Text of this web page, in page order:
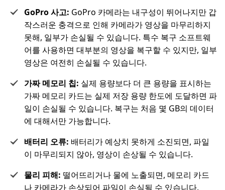
GoPro 사고: GoPro 카메라는 내구성이 뛰어나지만 갑
작스러운 충격으로 인해 카메라가 영상을 마무리하지
못해, 일부가 손실될 수 있습니다. 특수 복구 소프트웨
어를 사용하면 대부분의 영상을 복구할 수 있지만, 일부
영상은 여전히 손실될 수 있습니다.
가짜 메모리 칩: 실제 용량보다 더 큰 용량을 표시하는
가짜 메모리 카드는 실제 저장 용량 한도에 도달하면 파
일이 손실될 수 있습니다. 복구는 처음 몇 GB의 데이터
에 대해서만 가능합니다.
배터리 오류: 배터리가 예상치 못하게 소진되면, 파일
이 마무리되지 않아, 영상이 손상될 수 있습니다.
물리 피해: 떨어뜨리거나 물에 노출되면, 메모리 카드
나 카메라가 손상되어 파일이 손실될 수 있습니다.